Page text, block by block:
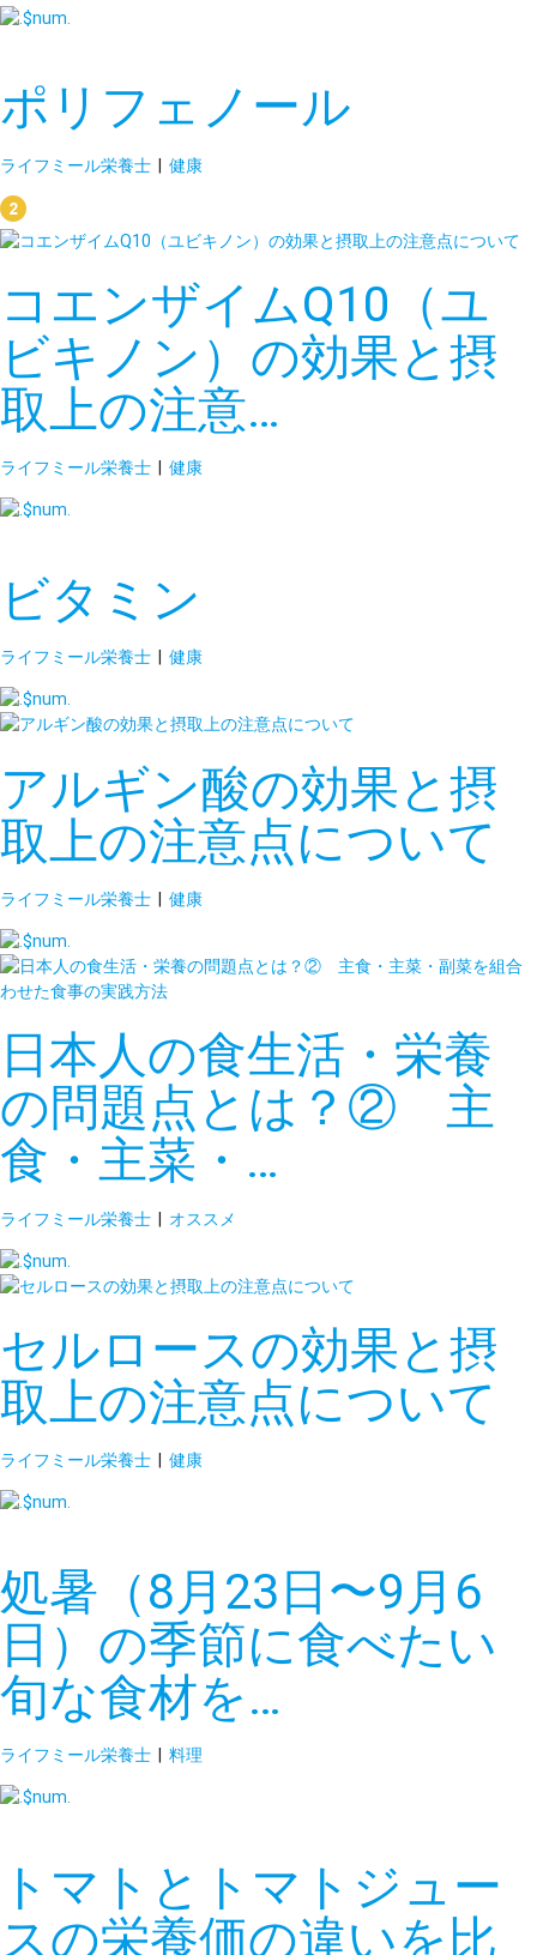
ポリフェノール
ライフミール栄養士 | 健康
コエンザイムQ10（ユ
ビキノン）の効果と摂
取上の注意…
ライフミール栄養士 | 健康
ビタミン
ライフミール栄養士 | 健康
アルギン酸の効果と摂
取上の注意点について
ライフミール栄養士 | 健康
日本人の食生活・栄養
の問題点とは？② 主
食・主菜・…
ライフミール栄養士 | オススメ
セルロースの効果と摂
取上の注意点について
ライフミール栄養士 健康
処暑（8月23日〜9月6
日）の季節に食べたい
旬な食材を…
ライフミール栄養士 | 料理
トマトとトマトジュー
スの栄養価の違いを比